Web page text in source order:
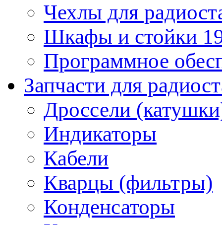
Чехлы для
Шкафы и стойки
Программное
Запчасти для
Дроссели
Индикаторы
Кабели
Кварцы (фильтры)
Конденсаторы